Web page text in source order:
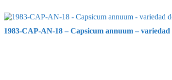
1983-CAP-AN-18 – Capsicum annuum – variedad